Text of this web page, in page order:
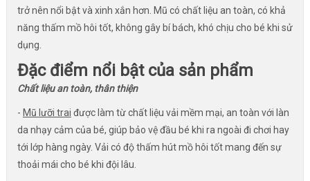
trở nên nổi bật và xinh xắn hơn. Mũ có chất liệu an toàn, có khả
năng thấm mồ hôi tốt, không gây bí bách, khó chịu cho bé khi sử
dụng.
Đặc điểm nổi bật của sản phẩm
Chất liệu an toàn, thân thiện
- Mũ lưỡi trai được làm từ chất liệu vải mềm mại, an toàn với làn
da nhạy cảm của bé, giúp bảo vệ đầu bé khi ra ngoài đi chơi hay
tới lớp hàng ngày. Vải có độ thấm hút mồ hôi tốt mang đến sự
thoải mái cho bé khi đội lâu.